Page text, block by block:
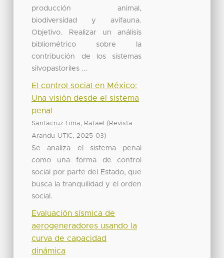
producción animal,
biodiversidad y avifauna.
Objetivo. Realizar un análisis
bibliométrico sobre la
contribución de los sistemas
silvopastoriles ...
El control social en México:
Una visión desde el sistema
penal
Santacruz Lima, Rafael ( Revista
Arandu-UTIC, 2025-03)
Se analiza el sistema penal
como una forma de control
social por parte del Estado, que
busca la tranquilidad y el orden
social.
Evaluación sísmica de
aerogeneradores usando la
curva de capacidad
dinámica